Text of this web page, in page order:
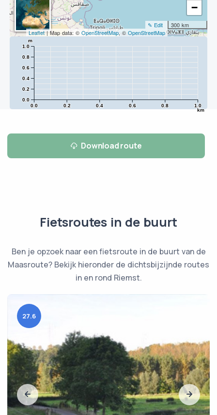
−
300 km
✎ Edit
Leaflet| Map data: © OpenStreetMap, © OpenStreetMap
0.0 0.2 0.4 0.6 0.8 1.0
km
0.0
0.2
0.4
0.6
0.8
1.0
m
Download route
Fietsroutes in de buurt
Ben je opzoek naar een fietsroute in de buurt van de
Maasroute? Bekijk hieronder de dichtsbijzijnde routes
in en rond Riemst.
27.6